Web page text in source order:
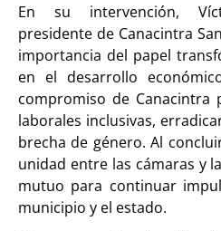
En su intervención,
presidente de Canacintra
importancia del papel
en el desarrollo
compromiso de Canacintra
laborales inclusivas,
brecha de género. Al
unidad entre las cámaras y
mutuo para continuar
municipio y el estado.